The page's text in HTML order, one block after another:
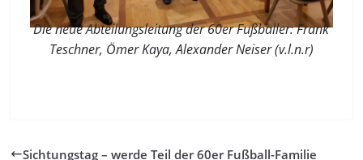
Die neue Abteilungsleitung der 60er Fußballer: Frank
Teschner, Ömer Kaya, Alexander Neiser (v.l.n.r)
Sichtungstag – werde Teil der 60er Fußball-Familie